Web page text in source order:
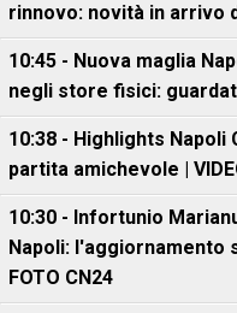
rinnovo: novità in arrivo
10:45 - Nuova maglia
negli store fisici:
10:38 - Highlights
partita amichevole |
10:30 - Infortunio
Napoli: l'aggiornamento
FOTO CN24